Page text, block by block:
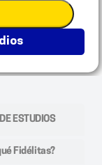
ESTUDIOS
Fidélitas?